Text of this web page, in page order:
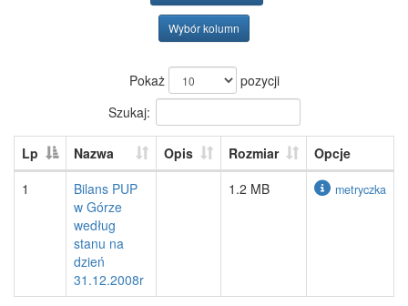
Wybór kolumn
Pokaż
pozycji
Szukaj:
Lp Nazwa Opis Rozmiar
Opcje
1
Bilans PUP
w Górze
według
stanu na
dzień
31.12.2008r
1.2 MB metryczka